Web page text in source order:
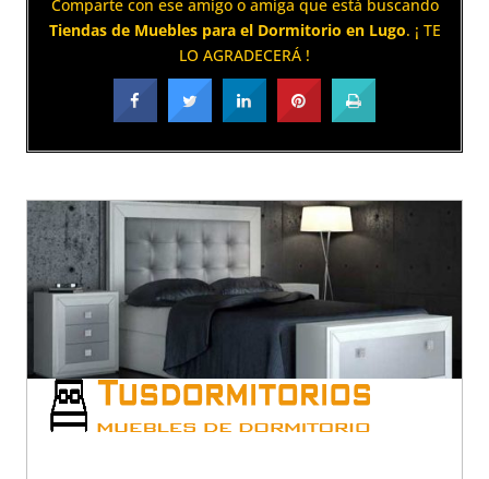
Comparte con ese amigo o amiga que está buscando
Tiendas de Muebles para el Dormitorio en Lugo. ¡ TE
LO AGRADECERÁ !